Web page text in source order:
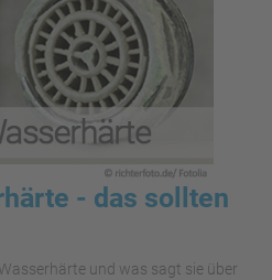
- das sollten
und was sagt sie über